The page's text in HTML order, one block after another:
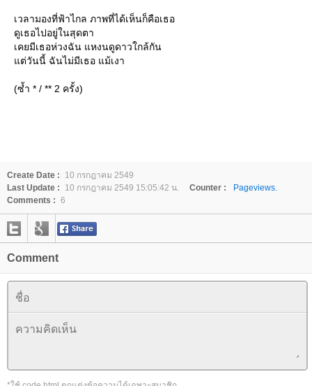
เวลามองที่ฟ้าไกล ภาพที่ได้เห็นก็คือเธอ
ดูเธอไปอยู่ในสุดตา
เคยมีเธอห่วงฉัน แหงนดูดาวใกล้กัน
แต่วันนี้ ฉันไม่มีเธอ แม้เงา
(ซ้ำ * / ** 2 ครั้ง)
Create Date :
10 กรกฎาคม 2549
Last Update :
10 กรกฎาคม 2549 15:05:42 น. Counter :
Pageviews.
Comments : 6
Comment